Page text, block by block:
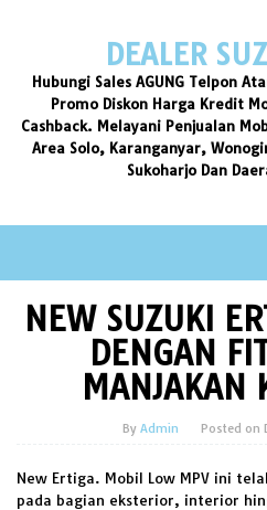
DEALER
Hubungi Sales AGUNG Telpon
Promo Diskon Harga Kredit
Cashback. Melayani Penjualan
Area Solo, Karanganyar,
Sukoharjo Dan
NEW SUZUKI
DENGAN
MANJAKAN
By Admin Posted on
New Ertiga. Mobil Low MPV ini
pada bagian eksterior, interior